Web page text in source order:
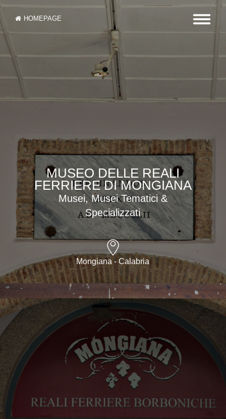
HOMEPAGE
MUSEO DELLE REALI
FERRIERE DI MONGIANA
Musei, Musei Tematici &
Specializzati
Mongiana - Calabria